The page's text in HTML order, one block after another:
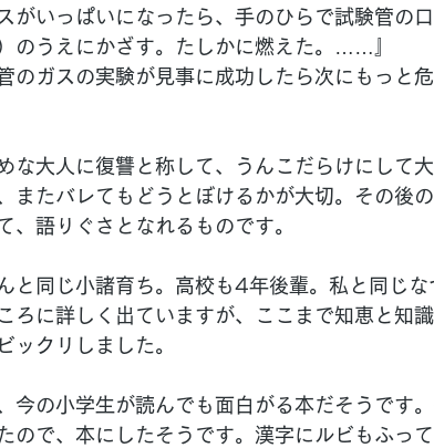
がいっぱいになったら、手のひらで試験管の
のうえにかざす。たしかに燃えた。……』
のガスの実験が見事に成功したら次にもっと
な大人に復讐と称して、うんこだらけにして
またバレてもどうとぼけるかが大切。その後
、語りぐさとなれるものです。
と同じ小諸育ち。高校も4年後輩。私と同じ
ろに詳しく出ていますが、ここまで知恵と知
ックリしました。
今の小学生が読んでも面白がる本だそうです
ので、本にしたそうです。漢字にルビもふって